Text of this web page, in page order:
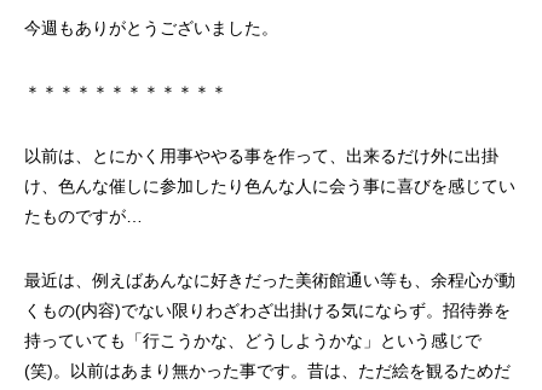
今週もありがとうございました。
＊＊＊＊＊＊＊＊＊＊＊＊
以前は、とにかく用事ややる事を作って、出来るだけ外に出掛
け、色んな催しに参加したり色んな人に会う事に喜びを感じてい
たものですが…
最近は、例えばあんなに好きだった美術館通い等も、余程心が動
くもの(内容)でない限りわざわざ出掛ける気にならず。招待券を
持っていても「行こうかな、どうしようかな」という感じで
(笑)。以前はあまり無かった事です。昔は、ただ絵を観るためだ